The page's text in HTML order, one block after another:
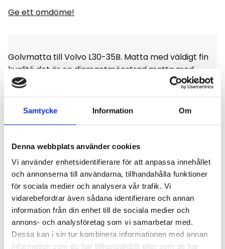
Samtycke Information Om
Denna webbplats använder cookies
Vi använder enhetsidentifierare för att anpassa innehållet
och annonserna till användarna, tillhandahålla funktioner
för sociala medier och analysera vår trafik. Vi
vidarebefordrar även sådana identifierare och annan
information från din enhet till de sociala medier och
annons- och analysföretag som vi samarbetar med.
Dessa kan i sin tur kombinera informationen med annan
information som du har tillhandahållit eller som de har
Ge ett omdöme!
Golvmatta till Volvo L30-35B. Matta med väldigt fin
kvalité det är en diamantmönstrad matta med
stoppning, enligt bild.
Omdömen
Du
Klicka på en stjärna för att sätta ditt betyg